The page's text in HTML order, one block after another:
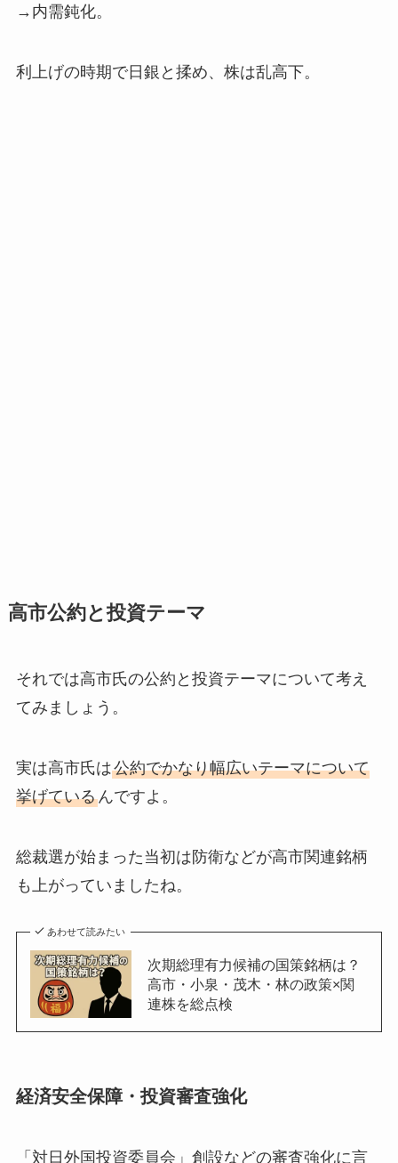
→内需鈍化。
利上げの時期で日銀と揉め、株は乱高下。
高市公約と投資テーマ
それでは高市氏の公約と投資テーマについて考え
てみましょう。
実は高市氏は公約でかなり幅広いテーマについて
挙げているんですよ。
総裁選が始まった当初は防衛などが高市関連銘柄
も上がっていましたね。
あわせて読みたい
次期総理有力候補の国策銘柄は？
高市・小泉・茂木・林の政策×関
連株を総点検
経済安全保障・投資審査強化
「対日外国投資委員会」創設などの審査強化に言